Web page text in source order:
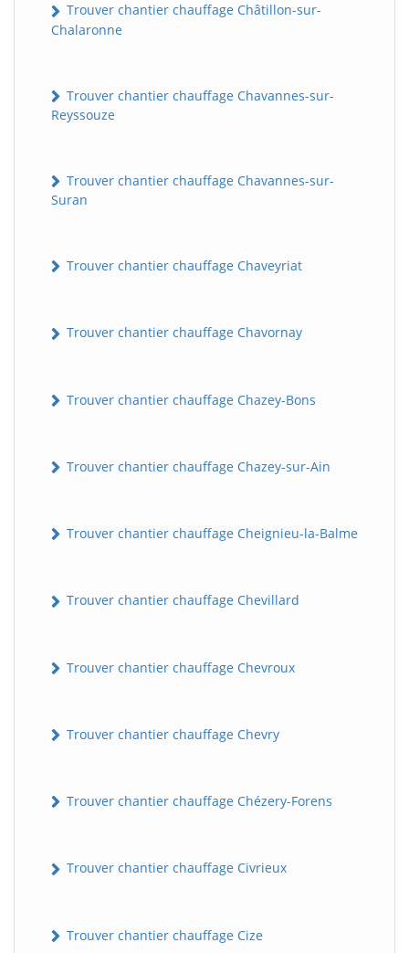
Trouver chantier chauffage Châtillon-sur-
Chalaronne
Trouver chantier chauffage Chavannes-sur-
Reyssouze
Trouver chantier chauffage Chavannes-sur-
Suran
Trouver chantier chauffage Chaveyriat
Trouver chantier chauffage Chavornay
Trouver chantier chauffage Chazey-Bons
Trouver chantier chauffage Chazey-sur-Ain
Trouver chantier chauffage Cheignieu-la-Balme
Trouver chantier chauffage Chevillard
Trouver chantier chauffage Chevroux
Trouver chantier chauffage Chevry
Trouver chantier chauffage Chézery-Forens
Trouver chantier chauffage Civrieux
Trouver chantier chauffage Cize